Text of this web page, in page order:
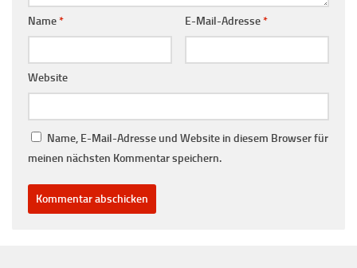
Name* E-Mail-Adresse*
Website
Name, E-Mail-Adresse und Website in diesem Browser für
meinen nächsten Kommentar speichern.